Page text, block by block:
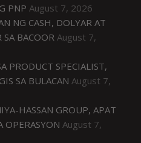
PNP August 7, 2026
NG CASH, DOLYAR AT
BACOOR August 7,
PRODUCT SPECIALIST,
SA BULACAN August 7,
HASSAN GROUP, APAT
OPERASYON August 7,